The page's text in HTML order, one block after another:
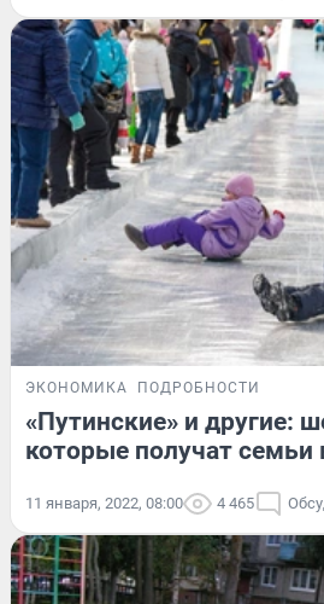
ЭКОНОМИКА ПОДРОБНОСТИ
«Путинские» и другие:
которые получат семьи
11 января, 2022, 08:00 4 465